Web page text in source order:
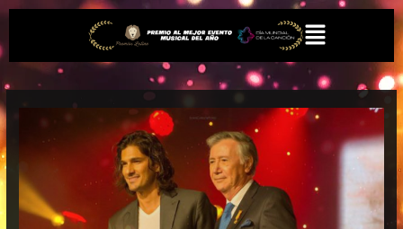
contenido
Menú
Navegación
entradas